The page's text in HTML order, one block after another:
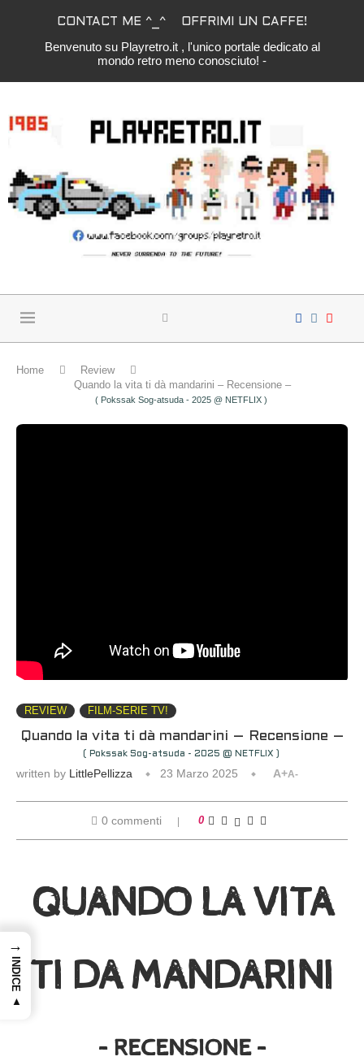
CONTACT ME ^_^ OFFRIMI UN CAFFE!
Benvenuto su Playretro.it , l'unico portale dedicato al
mondo retro meno conosciuto! -
Home
Review
Quando la vita ti dà mandarini – Recensione –
( Pokssak Sog-atsuda - 2025 @ NETFLIX )
REVIEW FILM-SERIE TV!
Quando la vita ti dà mandarini – Recensione –
( Pokssak Sog-atsuda - 2025 @ NETFLIX )
written by LittlePellizza 23 Marzo 2025 A+A-
0 commenti 0
QUANDO LA VITA
TI DA MANDARINI
– RECENSIONE –
→
INDICE ▲